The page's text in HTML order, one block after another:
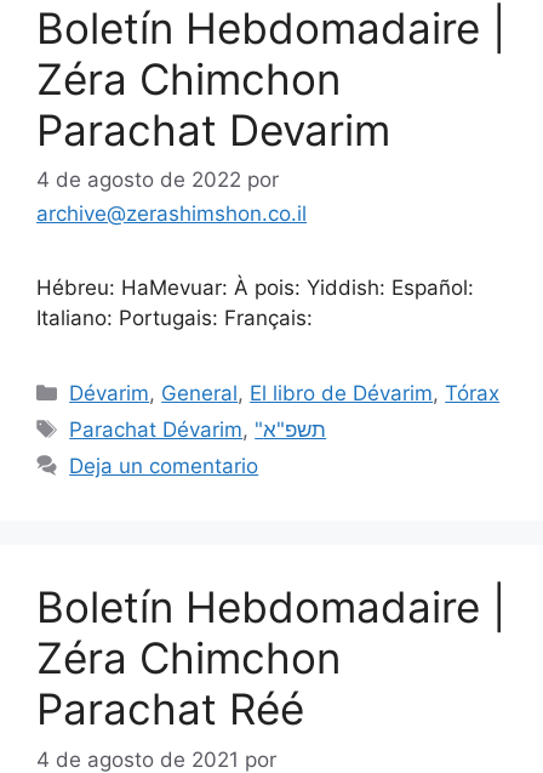
Boletín Hebdomadaire |
Zéra Chimchon
Parachat Devarim
4 de agosto de 2022 por
archive@zerashimshon.co.il
Hébreu: HaMevuar: À pois: Yiddish: Español:
Italiano: Portugais: Français:
Dévarim, General, El libro de Dévarim,Tórax
Parachat Dévarim,
"תשפ"א
Deja un comentario
Boletín Hebdomadaire |
Zéra Chimchon
Parachat Réé
4 de agosto de 2021 por